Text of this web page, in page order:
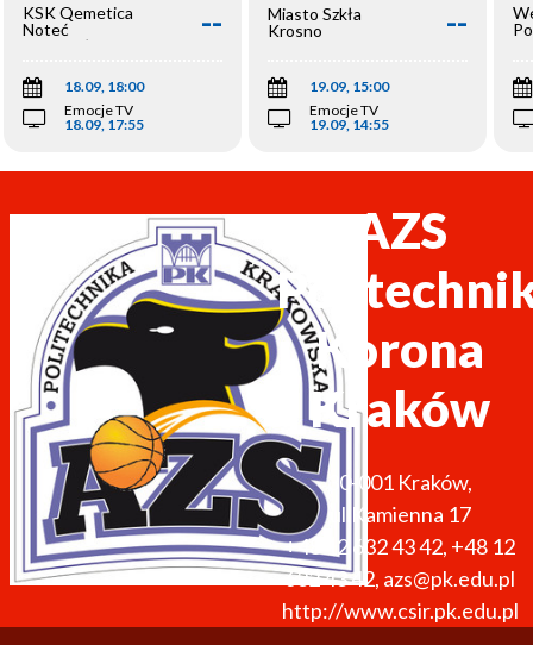
KSK Qemetica
Noteć
Inowrocław
--
18.09, 18:00
Emocje TV
18.09, 17:55
Miasto Szkła
Krosno
--
19.09, 15:00
Emocje TV
19.09, 14:55
AZS
Korona
Kraków
30-001 Kraków,
ul.Kamienna 17
+48 12 632 43 42, +48 12
632 43 42, azs@pk.edu.pl
http://www.csir.pk.edu.pl